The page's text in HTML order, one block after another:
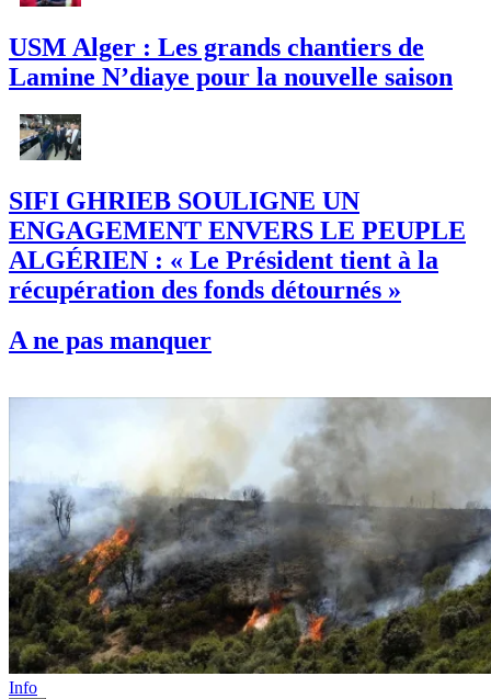
USM Alger : Les grands chantiers de
Lamine N’diaye pour la nouvelle saison
SIFI GHRIEB SOULIGNE UN
ENGAGEMENT ENVERS LE PEUPLE
ALGÉRIEN : « Le Président tient à la
récupération des fonds détournés »
A ne pas manquer
Info